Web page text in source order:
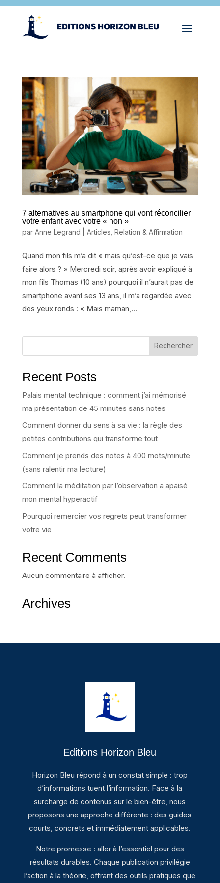
7 alternatives au smartphone qui vont réconcilier
votre enfant avec votre « non »
par Anne Legrand Articles Relation & Affirmation
Quand mon fils m’a dit « mais qu’est-ce que je vais
faire alors ? » Mercredi soir, après avoir expliqué à
mon fils Thomas (10 ans) pourquoi il n’aurait pas de
smartphone avant ses 13 ans, il m’a regardée avec
des yeux ronds : « Mais maman,...
Rechercher
Recent Posts
Palais mental technique : comment j’ai mémorisé
ma présentation de 45 minutes sans notes
Comment donner du sens à sa vie : la règle des
petites contributions qui transforme tout
Comment je prends des notes à 400 mots/minute
(sans ralentir ma lecture)
Comment la méditation par l’observation a apaisé
mon mental hyperactif
Pourquoi remercier vos regrets peut transformer
votre vie
Recent Comments
Aucun commentaire à afficher.
Archives
Editions Horizon Bleu
Horizon Bleu répond à un constat simple : trop
d’informations tuent l’information. Face à la
surcharge de contenus sur le bien-être, nous
proposons une approche différente : des guides
courts, concrets et immédiatement applicables.
Notre promesse : aller à l’essentiel pour des
résultats durables. Chaque publication privilégie
l’action à la théorie, offrant des outils pratiques que